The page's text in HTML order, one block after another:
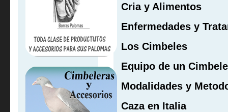
Cria y Alimentos
Enfermedades y
Los Cimbeles
Equipo de un
Modalidades y
Caza en Italia